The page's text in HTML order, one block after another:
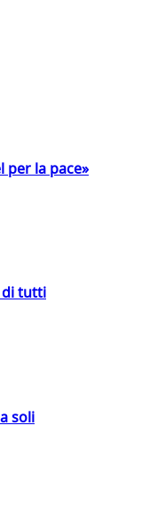
per la pace»
di tutti
soli